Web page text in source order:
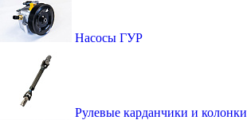
Насосы ГУР
Рулевые карданчики и колонки